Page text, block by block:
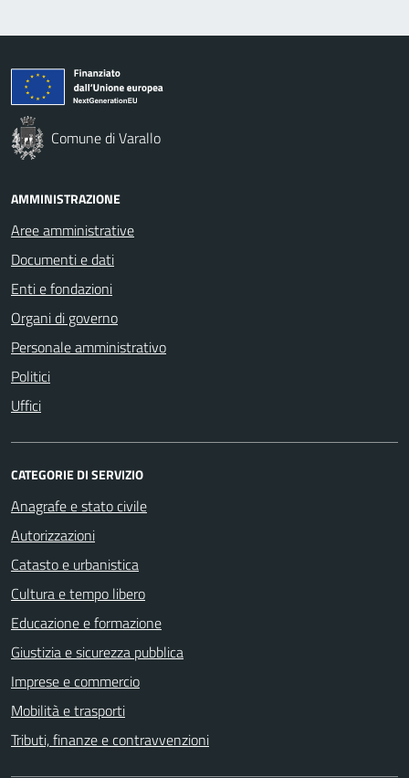
Comune di Varallo
AMMINISTRAZIONE
Aree amministrative
Documenti e dati
Enti e fondazioni
Organi di governo
Personale amministrativo
Politici
Uffici
CATEGORIE DI SERVIZIO
Anagrafe e stato civile
Autorizzazioni
Catasto e urbanistica
Cultura e tempo libero
Educazione e formazione
Giustizia e sicurezza pubblica
Imprese e commercio
Mobilità e trasporti
Tributi, finanze e contravvenzioni